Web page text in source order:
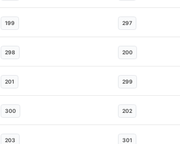
199 297
298 200
201 299
300 202
203 301